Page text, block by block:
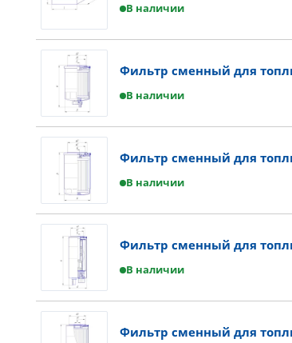
В наличии
Фильтр сменный для
В наличии
Фильтр сменный для
В наличии
Фильтр сменный для
В наличии
Фильтр сменный для